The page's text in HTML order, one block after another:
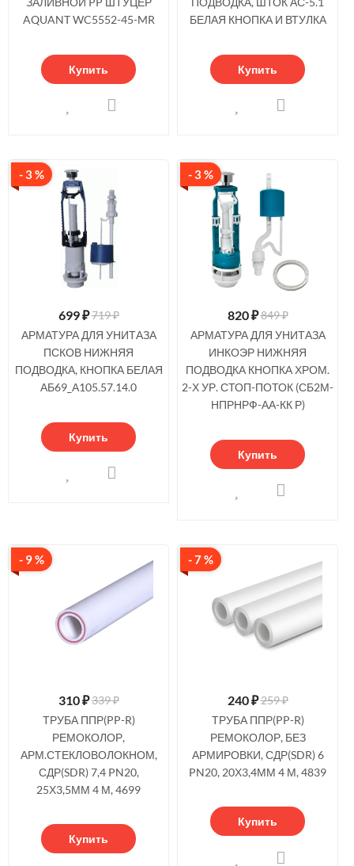
AQUANT WC5552-45-MR
Купить
БЕЛАЯ КНОПКА И ВТУЛКА
Купить
- 3 %
699₽719 ₽
АРМАТУРА ДЛЯ УНИТАЗА
ПСКОВ НИЖНЯЯ
ПОДВОДКА, КНОПКА БЕЛАЯ
АБ69_А105.57.14.0
Купить
- 3 %
820₽849 ₽
АРМАТУРА ДЛЯ УНИТАЗА
ИНКОЭР НИЖНЯЯ
ПОДВОДКА КНОПКА ХРОМ.
2-Х УР. СТОП-ПОТОК (СБ2М-
НПРНРФ-АА-КК Р)
Купить
- 9 %
310₽339 ₽
ТРУБА ППР(PP-R)
РЕМОКОЛОР,
АРМ.СТЕКЛОВОЛОКНОМ,
СДР(SDR) 7,4 PN20,
25Х3,5ММ 4 М, 4699
Купить
- 7 %
240₽259 ₽
ТРУБА ППР(PP-R)
РЕМОКОЛОР, БЕЗ
АРМИРОВКИ, СДР(SDR) 6
PN20, 20Х3,4ММ 4 М, 4839
Купить